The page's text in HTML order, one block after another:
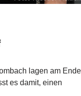
lagen am Ende
es damit, einen